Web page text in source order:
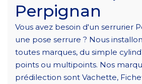
Perpignan
Vous avez besoin d'un serrurier
une pose serrure ? Nous
toutes marques, du simple
points ou multipoints. Nos
prédilection sont Vachette,